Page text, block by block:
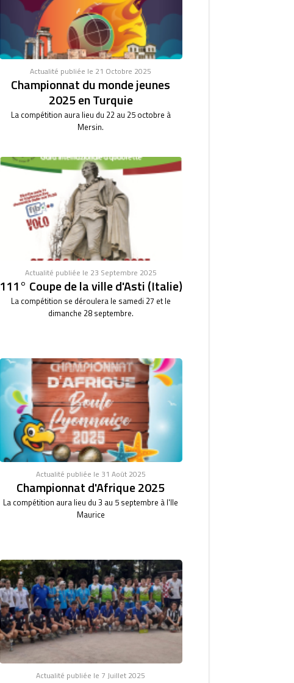
Actualité publiée le 21 Octobre 2025
Championnat du monde jeunes
2025 en Turquie
La compétition aura lieu du 22 au 25 octobre à
Mersin.
Actualité publiée le 23 Septembre 2025
111° Coupe de la ville d'Asti (Italie)
La compétition se déroulera le samedi 27 et le
dimanche 28 septembre.
Actualité publiée le 31 Août 2025
Championnat d'Afrique 2025
La compétition aura lieu du 3 au 5 septembre à l'Ile
Maurice
Actualité publiée le 7 Juillet 2025